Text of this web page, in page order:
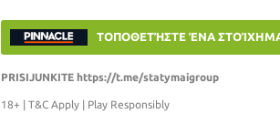
ΤΟΠΟΘΕΤΉΣΤΕ ΈΝΑ
PRISIJUNKITE https://t.me/statymaigroup
18+ | T&C Apply | Play Responsibly